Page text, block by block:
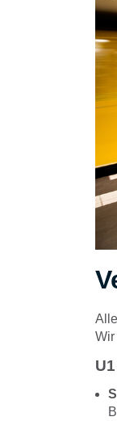
Wir
U1